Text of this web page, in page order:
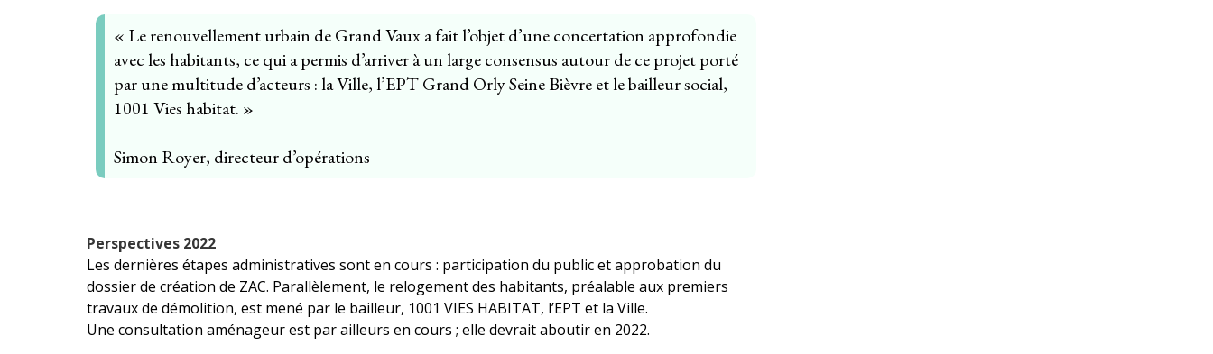
« Le renouvellement urbain de Grand Vaux a fait l’objet d’une concertation approfondie
avec les habitants, ce qui a permis d’arriver à un large consensus autour de ce projet porté
par une multitude d’acteurs : la Ville, l’EPT Grand Orly Seine Bièvre et le bailleur social,
1001 Vies habitat. »
Simon Royer, directeur d’opérations
Perspectives 2022
Les dernières étapes administratives sont en cours : participation du public et approbation du
dossier de création de ZAC. Parallèlement, le relogement des habitants, préalable aux premiers
travaux de démolition, est mené par le bailleur, 1001 VIES HABITAT, l’EPT et la Ville.
Une consultation aménageur est par ailleurs en cours ; elle devrait aboutir en 2022.